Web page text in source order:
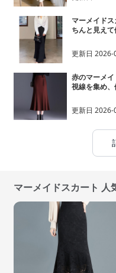
マーメイド
ちんと見え
更新日 2026-
赤のマーメ
視線を集め
更新日 2026-
マーメイドスカート 人